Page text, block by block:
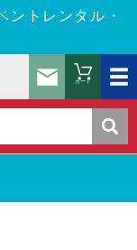
ントレンタル・
お問
カート